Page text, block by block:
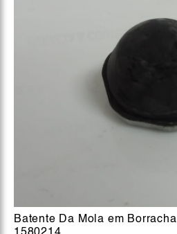
Batente Da Mola em Borracha